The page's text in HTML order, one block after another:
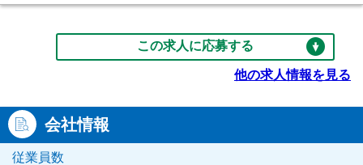
この求人に応募する
他の求人情報を見る
会社情報
従業員数